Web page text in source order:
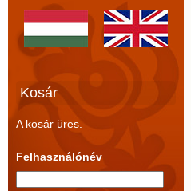
Kosár
A kosár üres.
Felhasználónév